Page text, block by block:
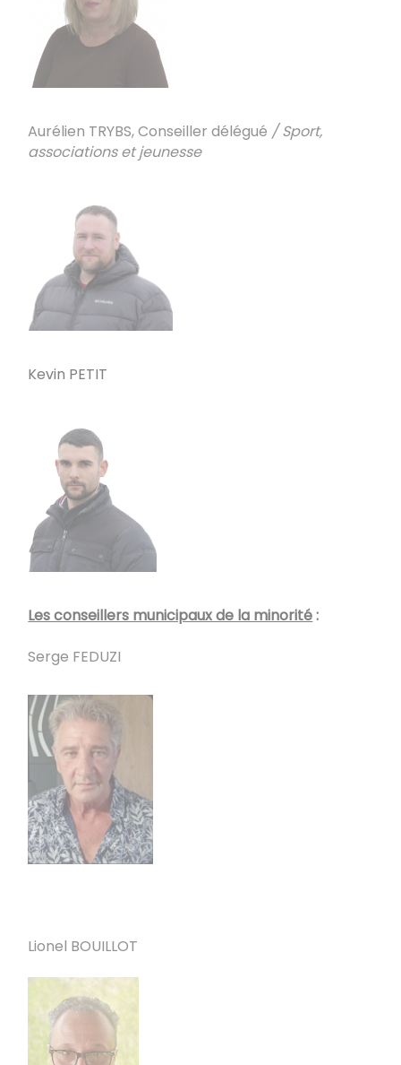
Aurélien TRYBS, Conseiller délégué / Sport,
associations et jeunesse
Kevin PETIT
Les conseillers municipaux de la minorité:
Serge FEDUZI
Lionel BOUILLOT